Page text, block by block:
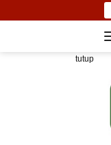
ke
tutup